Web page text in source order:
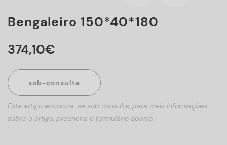
Bengaleiro 150*40*180
374,10€
sob-consulta
Este artigo encontra-se sob consulta, para mais informações
sobre o artigo, preencha o formulário abaixo.